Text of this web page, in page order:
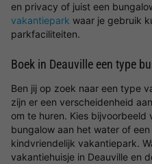
en privacy of juist een
vakantiepark waar je gebruik
parkfaciliteiten.
Boek in Deauville een type
Ben jij op zoek naar een type
zijn er een verscheidenheid
om te huren. Kies bijvoorbeeld
bungalow aan het water of
kindvriendelijk vakantiepark.
vakantiehuisje in Deauville en